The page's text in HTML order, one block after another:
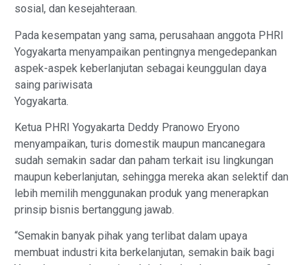
sosial, dan kesejahteraan.
Pada kesempatan yang sama, perusahaan anggota PHRI
Yogyakarta menyampaikan pentingnya mengedepankan
aspek-aspek keberlanjutan sebagai keunggulan daya
saing pariwisata
Yogyakarta.
Ketua PHRI Yogyakarta Deddy Pranowo Eryono
menyampaikan, turis domestik maupun mancanegara
sudah semakin sadar dan paham terkait isu lingkungan
maupun keberlanjutan, sehingga mereka akan selektif dan
lebih memilih menggunakan produk yang menerapkan
prinsip bisnis bertanggung jawab.
“Semakin banyak pihak yang terlibat dalam upaya
membuat industri kita berkelanjutan, semakin baik bagi